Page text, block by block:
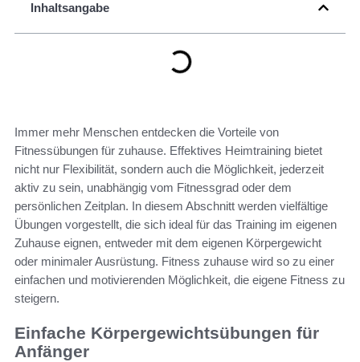
Inhaltsangabe
Immer mehr Menschen entdecken die Vorteile von
Fitnessübungen für zuhause. Effektives Heimtraining bietet
nicht nur Flexibilität, sondern auch die Möglichkeit, jederzeit
aktiv zu sein, unabhängig vom Fitnessgrad oder dem
persönlichen Zeitplan. In diesem Abschnitt werden vielfältige
Übungen vorgestellt, die sich ideal für das Training im eigenen
Zuhause eignen, entweder mit dem eigenen Körpergewicht
oder minimaler Ausrüstung. Fitness zuhause wird so zu einer
einfachen und motivierenden Möglichkeit, die eigene Fitness zu
steigern.
Einfache Körpergewichtsübungen für
Anfänger